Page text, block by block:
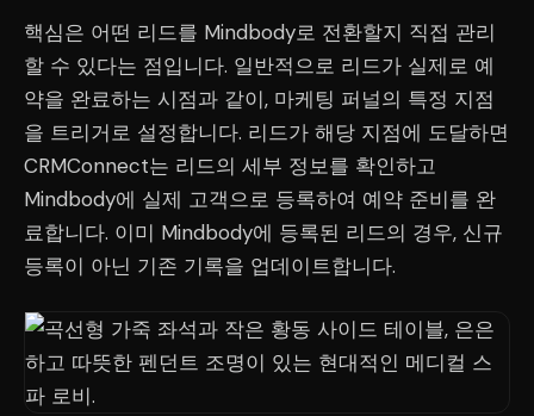
핵심은 어떤 리드를 Mindbody로 전환할지 직접 관리
할 수 있다는 점입니다. 일반적으로 리드가 실제로 예
약을 완료하는 시점과 같이, 마케팅 퍼널의 특정 지점
을 트리거로 설정합니다. 리드가 해당 지점에 도달하면
CRMConnect는 리드의 세부 정보를 확인하고
Mindbody에 실제 고객으로 등록하여 예약 준비를 완
료합니다. 이미 Mindbody에 등록된 리드의 경우, 신규
등록이 아닌 기존 기록을 업데이트합니다.